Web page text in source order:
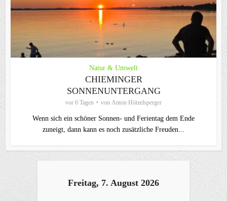
Natur & Umwelt
CHIEMINGER
SONNENUNTERGANG
vor 6 Tagen von Anton Hötzelsperger
Wenn sich ein schöner Sonnen- und Ferientag dem Ende
zuneigt, dann kann es noch zusätzliche Freuden...
Freitag, 7. August 2026